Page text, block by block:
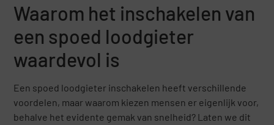
Waarom het inschakelen van
een spoed loodgieter
waardevol is
Een spoed loodgieter inschakelen heeft verschillende
voordelen, maar waarom kiezen mensen er eigenlijk voor,
behalve het evidente gemak van snelheid? Laten we dit